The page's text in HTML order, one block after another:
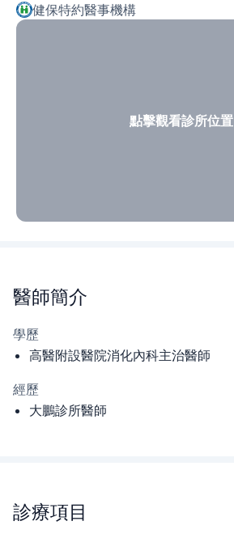
健保特約醫事機構
點擊觀看診所位置
醫師簡介
學歷
高醫附設醫院消化內科主治醫師
經歷
大鵬診所醫師
診療項目